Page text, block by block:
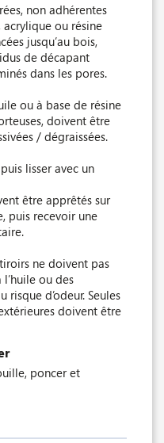
non adhérentes
ou résine
jusqu’au bois,
de décapant
dans les pores.
ou à base de résine
doivent être
/ dégraissées.
lisser avec un
être apprêtés sur
puis recevoir une
ne doivent pas
ou des
d’odeur. Seules
doivent être
poncer et